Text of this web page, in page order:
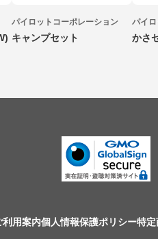
パイロットコーポレーション
キャンプセット
パイ
かさ
利用案内個人情報保護ポリシー特定